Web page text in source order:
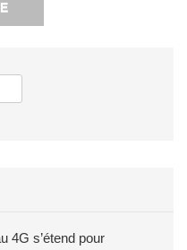
4G s’étend pour